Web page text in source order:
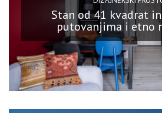
Stan od 41 kvadrat
putovanjima i etno